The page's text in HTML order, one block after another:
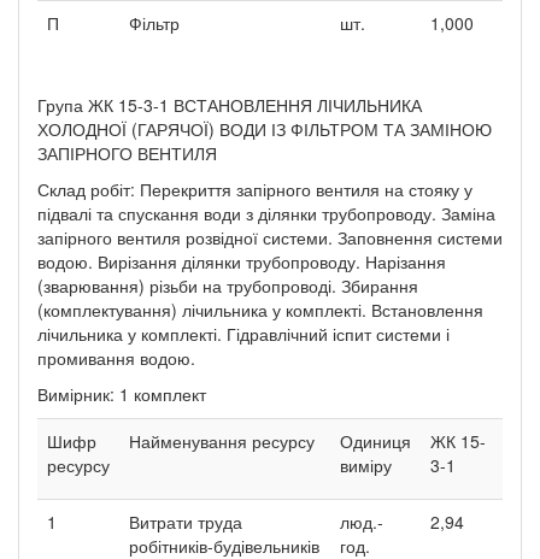
П Фільтр шт. 1,000
Група ЖК 15-3-1 ВСТАНОВЛЕННЯ ЛІЧИЛЬНИКА
ХОЛОДНОЇ (ГАРЯЧОЇ) ВОДИ ІЗ ФІЛЬТРОМ ТА ЗАМІНОЮ
ЗАПІРНОГО ВЕНТИЛЯ
Склад робіт: Перекриття запірного вентиля на стояку у
підвалі та спускання води з ділянки трубопроводу. Заміна
запірного вентиля розвідної системи. Заповнення системи
водою. Вирізання ділянки трубопроводу. Нарізання
(зварювання) різьби на трубопроводі. Збирання
(комплектування) лічильника у комплекті. Встановлення
лічильника у комплекті. Гідравлічний іспит системи і
промивання водою.
Вимірник: 1 комплект
Шифр
ресурсу
Найменування ресурсу
Одиниця
виміру
ЖК 15-
3-1
1
Витрати труда
робітників-будівельників
люд.-
год.
2,94